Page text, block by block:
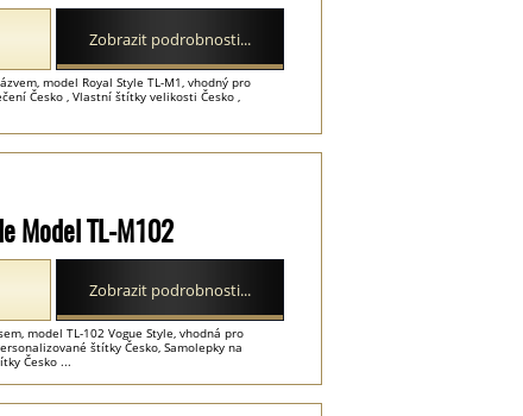
model Royal Style TL-M1, vhodný pro
Česko , Vlastní štítky velikosti Česko ,
Zobrazit podrobnosti...
Model TL-M102
model TL-102 Vogue Style, vhodná pro
štítky Česko, Samolepky na
Česko ...
Zobrazit podrobnosti...